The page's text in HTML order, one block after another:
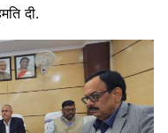
दी.